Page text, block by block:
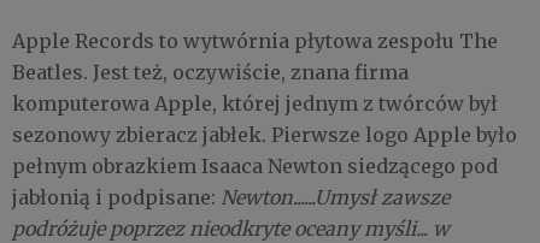
Apple Records to wytwórnia płytowa zespołu The
Beatles. Jest też, oczywiście, znana firma
komputerowa Apple, której jednym z twórców był
sezonowy zbieracz jabłek. Pierwsze logo Apple było
pełnym obrazkiem Isaaca Newton siedzącego pod
jabłonią i podpisane: Newton......Umysł zawsze
podróżuje poprzez nieodkryte oceany myśli... w